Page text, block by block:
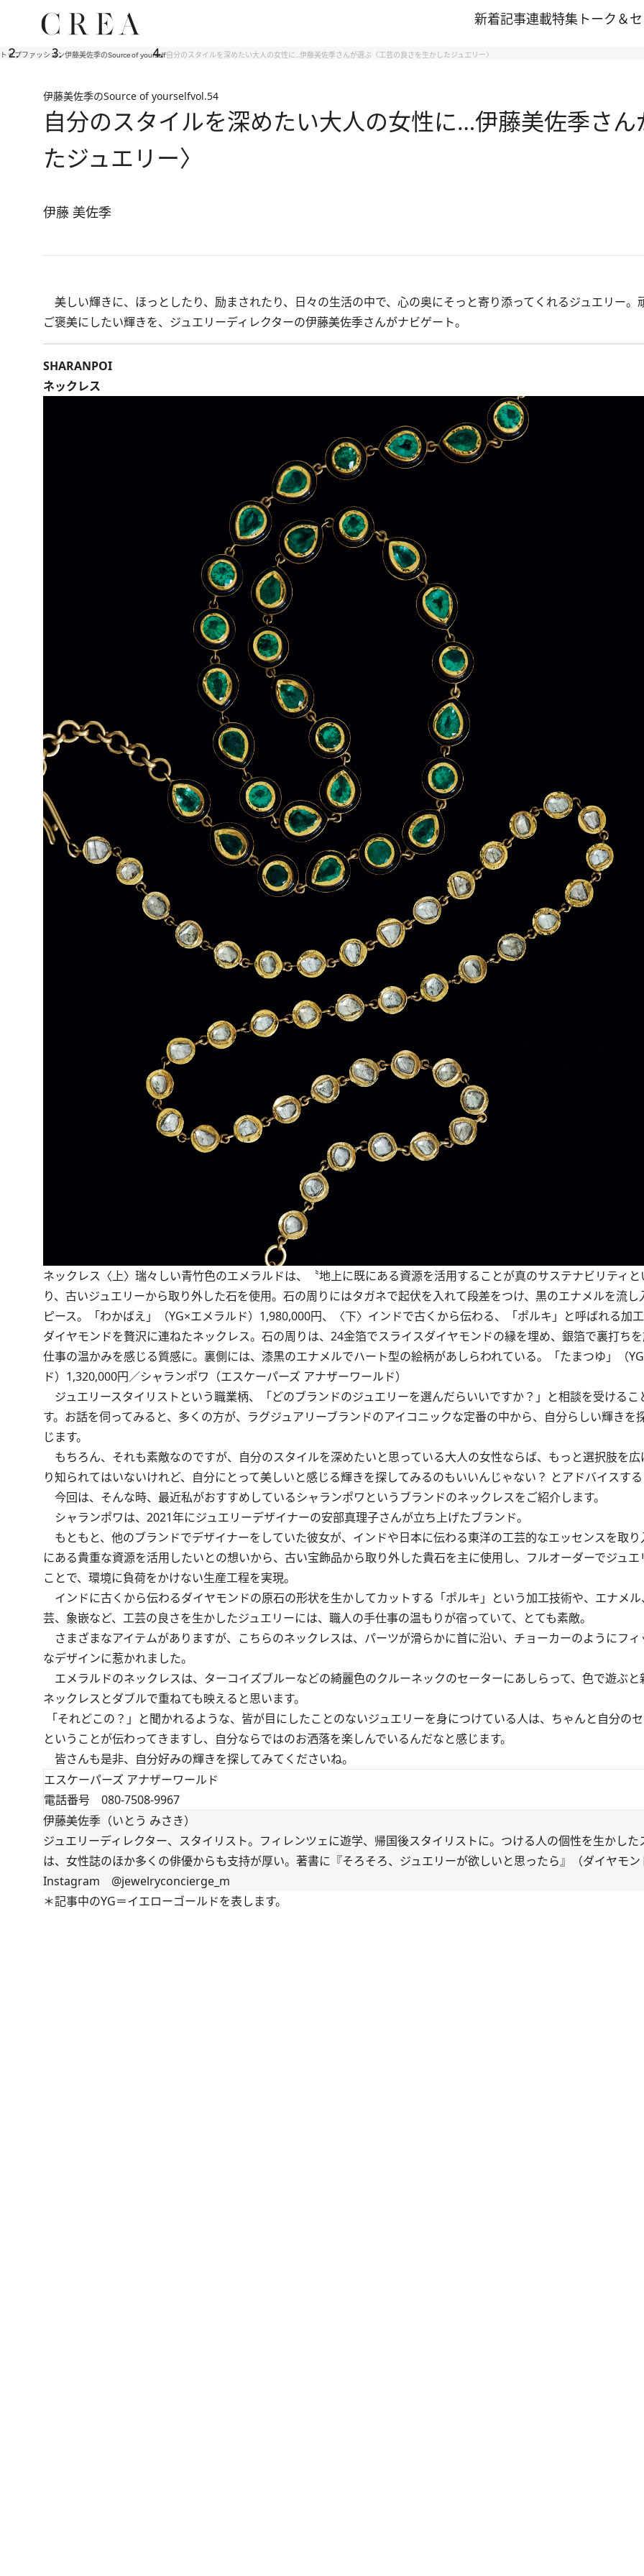
新着記事連載特集 トーク＆
トップファッション伊藤美佐季のSource of yourself自分のスタイルを深めたい大人の女性に…伊藤美佐季さんが選ぶ〈工芸の良さを生かしたジュエリー〉
伊藤美佐季のSource of yourselfvol.54
自分のスタイルを深めたい大人の女性に…伊藤美佐季さ
たジュエリー〉
伊藤 美佐季
美しい輝きに、ほっとしたり、励まされたり、日々の生活の中で、心の奥にそっと寄り添ってくれるジュエリー。
ご褒美にしたい輝きを、ジュエリーディレクターの伊藤美佐季さんがナビゲート。
SHARANPOI
ネックレス
ネックレス〈上〉瑞々しい青竹色のエメラルドは、〝地上に既にある資源を活用することが真のサステナビリティと
り、古いジュエリーから取り外した石を使用。石の周りにはタガネで起伏を入れて段差をつけ、黒のエナメルを流し
ピース。「わかばえ」（YG×エメラルド）1,980,000円、〈下〉インドで古くから伝わる、「ポルキ」と呼ばれる加
ダイヤモンドを贅沢に連ねたネックレス。石の周りは、24金箔でスライスダイヤモンドの縁を埋め、銀箔で裏打ち
仕事の温かみを感じる質感に。裏側には、漆黒のエナメルでハート型の絵柄があしらわれている。「たまつゆ」（
ド）1,320,000円／シャランポワ（エスケーパーズ アナザーワールド）
ジュエリースタイリストという職業柄、「どのブランドのジュエリーを選んだらいいですか？」と相談を受けるこ
す。お話を伺ってみると、多くの方が、ラグジュアリーブランドのアイコニックな定番の中から、自分らしい輝きを
じます。
もちろん、それも素敵なのですが、自分のスタイルを深めたいと思っている大人の女性ならば、もっと選択肢を広
り知られてはいないけれど、自分にとって美しいと感じる輝きを探してみるのもいいんじゃない？ とアドバイスする
今回は、そんな時、最近私がおすすめしているシャランポワというブランドのネックレスをご紹介します。
シャランポワは、2021年にジュエリーデザイナーの安部真理子さんが立ち上げたブランド。
もともと、他のブランドでデザイナーをしていた彼女が、インドや日本に伝わる東洋の工芸的なエッセンスを取り
にある貴重な資源を活用したいとの想いから、古い宝飾品から取り外した貴石を主に使用し、フルオーダーでジュエ
ことで、環境に負荷をかけない生産工程を実現。
インドに古くから伝わるダイヤモンドの原石の形状を生かしてカットする「ポルキ」という加工技術や、エナメ
芸、象嵌など、工芸の良さを生かしたジュエリーには、職人の手仕事の温もりが宿っていて、とても素敵。
さまざまなアイテムがありますが、こちらのネックレスは、パーツが滑らかに首に沿い、チョーカーのようにフィ
なデザインに惹かれました。
エメラルドのネックレスは、ターコイズブルーなどの綺麗色のクルーネックのセーターにあしらって、色で遊ぶと
ネックレスとダブルで重ねても映えると思います。
「それどこの？」と聞かれるような、皆が目にしたことのないジュエリーを身につけている人は、ちゃんと自分の
ということが伝わってきますし、自分ならではのお洒落を楽しんでいるんだなと感じます。
皆さんも是非、自分好みの輝きを探してみてくださいね。
エスケーパーズ アナザーワールド
電話番号 080-7508-9967
伊藤美佐季（いとう みさき）
ジュエリーディレクター、スタイリスト。フィレンツェに遊学、帰国後スタイリストに。つける人の個性を生かした
は、女性誌のほか多くの俳優からも支持が厚い。著書に『そろそろ、ジュエリーが欲しいと思ったら』（ダイヤモン
Instagram @jewelryconcierge_m
＊記事中のYG＝イエローゴールドを表します。